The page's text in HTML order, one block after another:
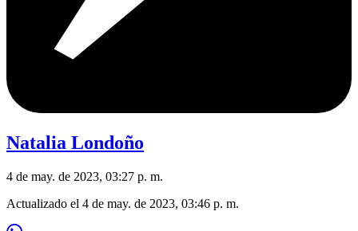
Natalia Londoño
4 de may. de 2023, 03:27 p. m.
Actualizado el 4 de may. de 2023, 03:46 p. m.